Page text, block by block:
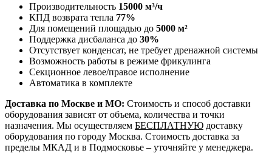
Производительность 15000 м³/ч
КПД возврата тепла 77%
Для помещений площадью до 5000 м²
Поддержка дисбаланса до 30%
Отсутствует конденсат, не требует дренажной системы
Возможность работы в режиме фрикулинга
Секционное левое/правое исполнение
Автоматика в комплекте
Доставка по Москве и МО: Стоимость и способ доставки
оборудования зависят от объема, количества и точки
назначения. Мы осуществляем БЕСПЛАТНУЮ доставку
оборудования по городу Москва. Стоимость доставка за
пределы МКАД и в Подмосковье – уточняйте у менеджера.